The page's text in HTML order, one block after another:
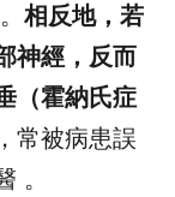
相反地，若
神經，反而
（霍納氏症
，常被病患誤
。